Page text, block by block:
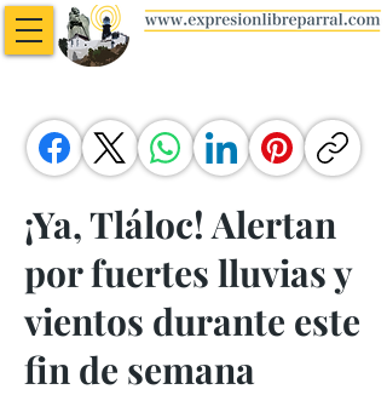
¡Ya, Tláloc! Alertan
por fuertes lluvias y
vientos durante este
fin de semana